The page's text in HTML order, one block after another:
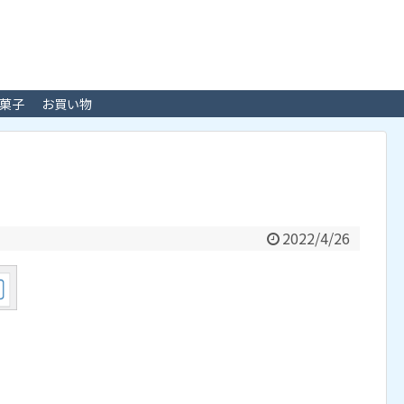
子 お買い物
2022/4/26